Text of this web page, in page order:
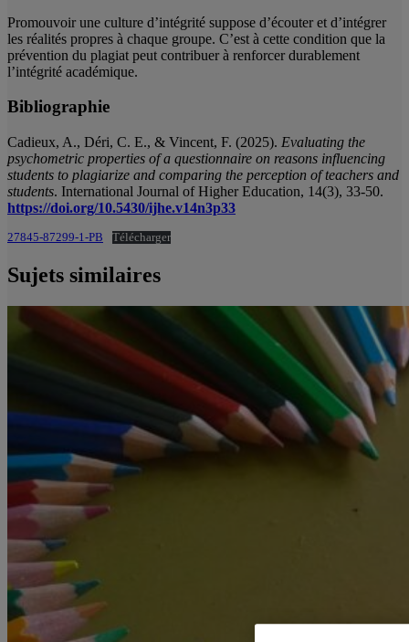
Promouvoir une culture d’intégrité suppose d’écouter et d’intégrer
les réalités propres à chaque groupe. C’est à cette condition que la
prévention du plagiat peut contribuer à renforcer durablement
l’intégrité académique.
Bibliographie
Cadieux, A., Déri, C. E., & Vincent, F. (2025). Evaluating the
psychometric properties of a questionnaire on reasons influencing
students to plagiarize and comparing the perception of teachers and
students. International Journal of Higher Education, 14(3), 33-50.
https://doi.org/10.5430/ijhe.v14n3p33
27845-87299-1-PB Télécharger
Sujets similaires